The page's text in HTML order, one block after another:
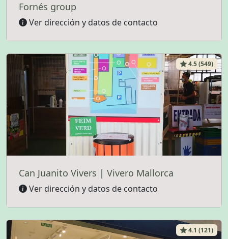
Fornés group
Ver dirección y datos de contacto
4.5 (549)
Can Juanito Vivers | Vivero Mallorca
Ver dirección y datos de contacto
4.1 (121)